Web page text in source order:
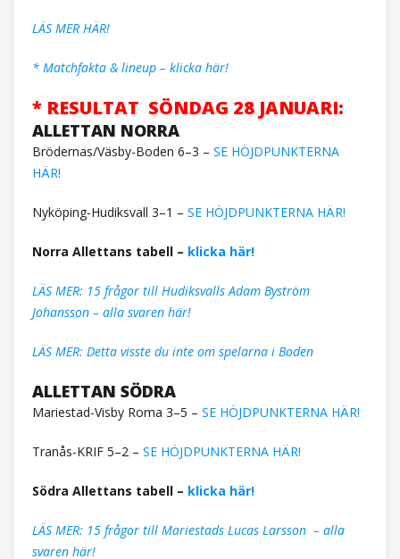
LÄS MER HÄR!
* Matchfakta & lineup – klicka här!
* RESULTAT SÖNDAG 28 JANUARI:
ALLETTAN NORRA
Brödernas/Väsby-Boden 6–3 – SE HÖJDPUNKTERNA
HÄR!
Nyköping-Hudiksvall 3–1 – SE HÖJDPUNKTERNA HÄR!
Norra Allettans tabell – klicka här!
LÄS MER: 15 frågor till Hudiksvalls Adam Byström
Johansson – alla svaren här!
LÄS MER: Detta visste du inte om spelarna i Boden
ALLETTAN SÖDRA
Mariestad-Visby Roma 3–5 – SE HÖJDPUNKTERNA HÄR!
Tranås-KRIF 5–2 – SE HÖJDPUNKTERNA HÄR!
Södra Allettans tabell – klicka här!
LÄS MER: 15 frågor till Mariestads Lucas Larsson – alla
svaren här!